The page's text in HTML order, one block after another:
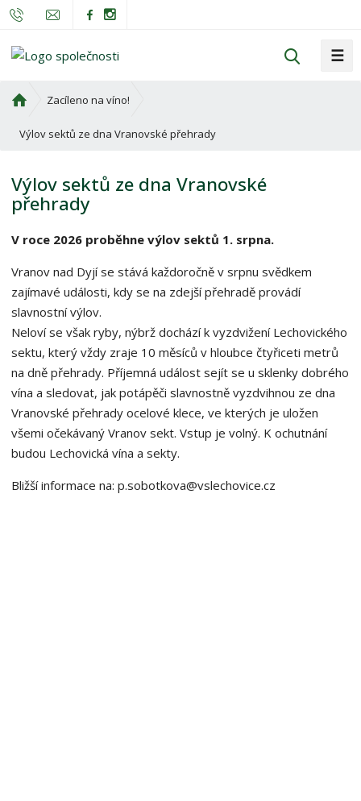
☰
o
í
s
r
n
a
Zacíleno na víno!
Výlov sektů ze dna Vranovské přehrady
Výlov sektů ze dna Vranovské
přehrady
V roce 2026 proběhne výlov sektů 1. srpna.
Vranov nad Dyjí se stává každoročně v srpnu svědkem
zajímavé události, kdy se na zdejší přehradě provádí
slavnostní výlov.
Neloví se však ryby, nýbrž dochází k vyzdvižení Lechovického
sektu, který vždy zraje 10 měsíců v hloubce čtyřiceti metrů
na dně přehrady. Příjemná událost sejít se u sklenky dobrého
vína a sledovat, jak potápěči slavnostně vyzdvihnou ze dna
Vranovské přehrady ocelové klece, ve kterých je uložen
všemi očekávaný Vranov sekt. Vstup je volný. K ochutnání
budou Lechovická vína a sekty.
Bližší informace na: p.sobotkova@vslechovice.cz